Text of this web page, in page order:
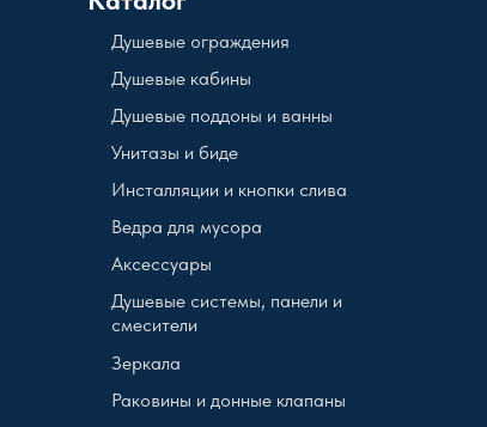
Душевые кабины
Душевые поддоны и ванны
Унитазы и биде
Инсталляции и кнопки слива
Ведра для мусора
Аксессуары
Душевые системы, панели и
смесители
Зеркала
Раковины и донные клапаны
Душевые ограждения